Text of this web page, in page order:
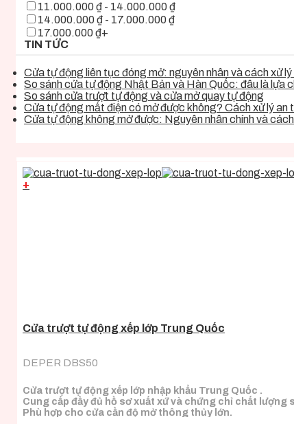
11.000.000 ₫ - 14.000.000 ₫
14.000.000 ₫ - 17.000.000 ₫
17.000.000 ₫+
TIN TỨC
Cửa tự động liên tục đóng mở: nguyên nhân và cách xử lý
So sánh cửa tự động Nhật Bản và Hàn Quốc: đâu là lựa
So sánh cửa trượt tự động và cửa mở quay tự động
Cửa tự động mất điện có mở được không? Cách xử lý an
Cửa tự động không mở được: Nguyên nhân chính và cách
+
Cửa trượt tự động xếp lớp Trung Quốc
DEPER DBS50
Cửa trượt tự động xếp lớp nhập khẩu Trung Quốc .
Cung cấp đầy đủ hồ sơ xuất xứ và chứng chỉ chất lượng
Phù hợp cho cửa cần độ mở thông thủy lớn.